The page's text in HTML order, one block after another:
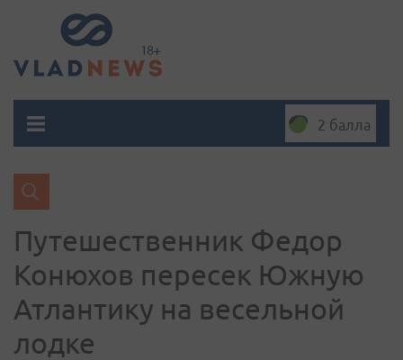
2 балла
Путешественник Федор
Конюхов пересек Южную
Атлантику на весельной
лодке